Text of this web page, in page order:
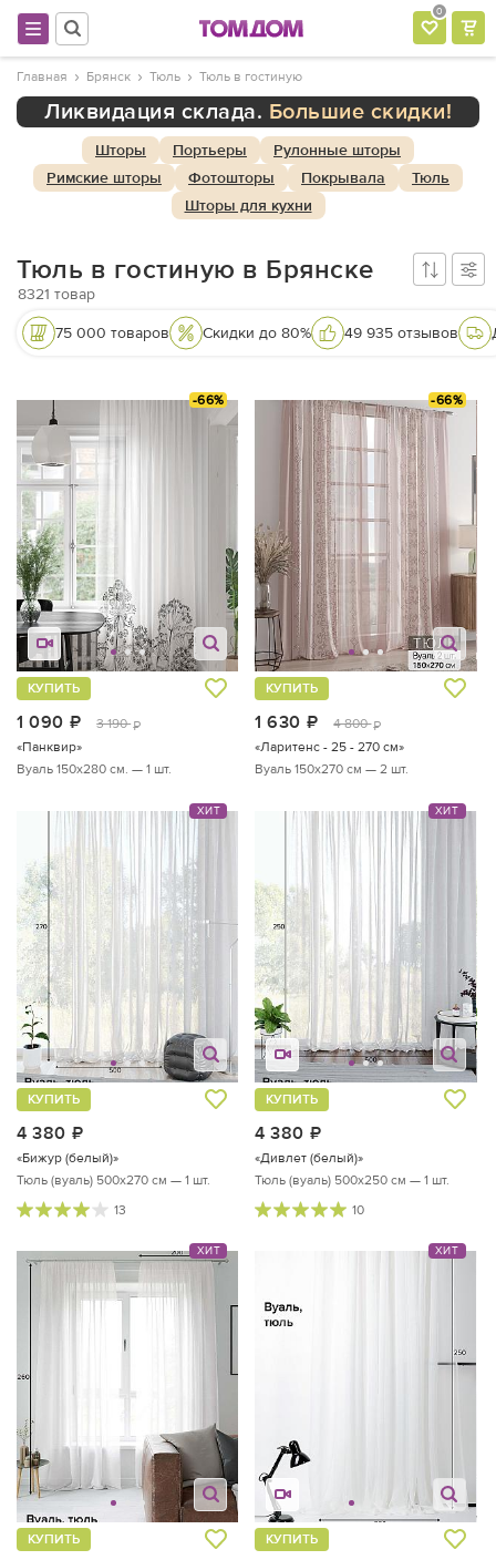
0
Главная Брянск Тюль Тюль в гостиную
Ликвидация склада. Большие скидки!
Шторы Портьеры
Рулонные шторы
Римские шторы
Фотошторы Покрывала
Тюль
Шторы для кухни
Тюль в гостиную в Брянске
8321 товар
75 000 товаров Скидки до 80% 49 935 отзывов
-66%
1 090 руб.
3 190 руб.
КУПИТЬ
«Панквир»
Вуаль 150х280 см. — 1 шт.
-66%
1 630 руб.
4 800 руб.
КУПИТЬ
«Ларитенс - 25 - 270 см»
Вуаль 150х270 см — 2 шт.
ХИТ
4 380
КУПИТЬ
«Бижур (белый)»
Тюль (вуаль) 500х270 см — 1 шт.
13
ХИТ
4 380
КУПИТЬ
«Дивлет (белый)»
Тюль (вуаль) 500х250 см — 1 шт.
10
ХИТ
КУПИТЬ
ХИТ
КУПИТЬ